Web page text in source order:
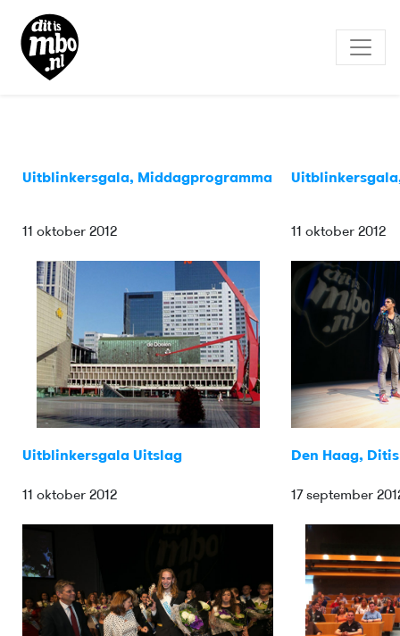
Uitblinkersgala, Middagprogramma
11 oktober 2012 11 oktober 2012
Uitblinkersgala Uitslag Den Haag,
11 oktober 2012 17 september